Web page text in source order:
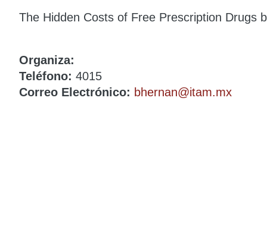
The Hidden Costs of Free Prescription Drugs
Organiza:
Teléfono: 4015
Correo Electrónico: bhernan@itam.mx